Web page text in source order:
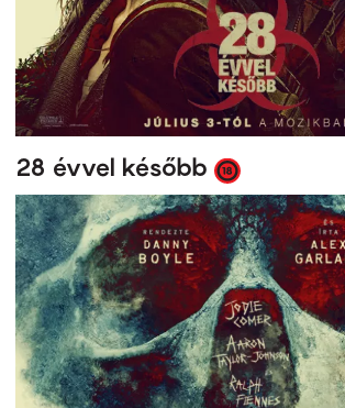
28 évvel később